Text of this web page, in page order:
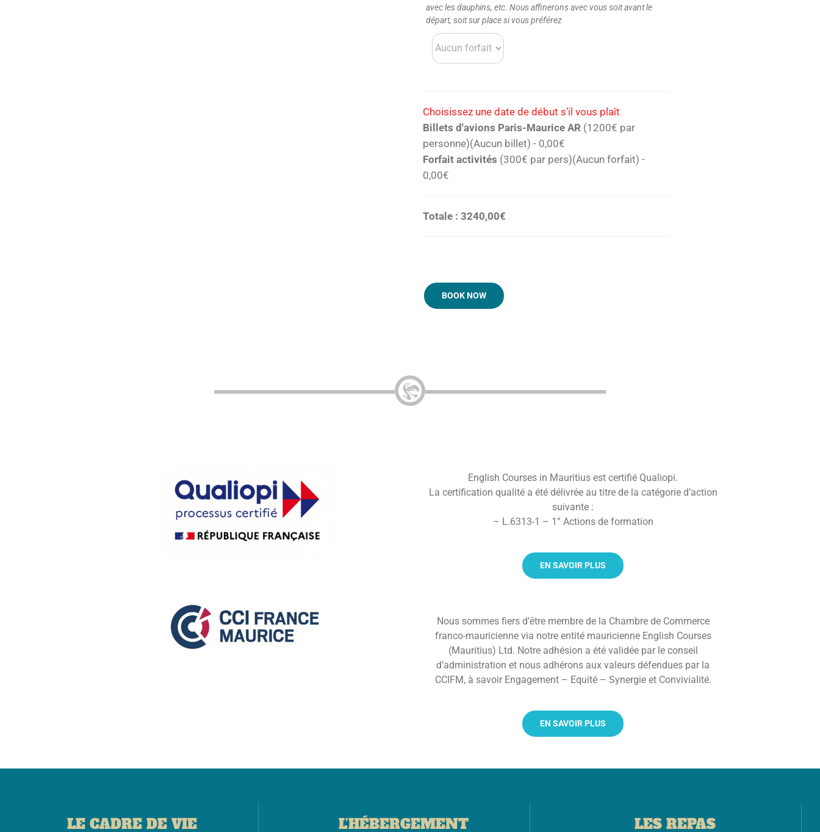
avec les dauphins, etc. Nous affinerons avec vous soit avant le
départ, soit sur place si vous préférez
Choisissez une date de début s’il vous plaît
Billets d'avions Paris-Maurice AR (1200€ par
personne)(Aucun billet) - 0,00€
Forfait activités (300€ par pers)(Aucun forfait) -
0,00€
Totale :3240,00€
BOOK NOW
English Courses in Mauritius est certifié Qualiopi.
La certification qualité a été délivrée au titre de la catégorie d’action
suivante :
– L.6313-1 – 1° Actions de formation
EN SAVOIR PLUS
Nous sommes fiers d’être membre de la Chambre de Commerce
franco-mauricienne via notre entité mauricienne English Courses
(Mauritius) Ltd. Notre adhésion a été validée par le conseil
d’administration et nous adhérons aux valeurs défendues par la
CCIFM, à savoir Engagement – Equité – Synergie et Convivialité.
EN SAVOIR PLUS
LE CADRE DE VIE L’HÉBERGEMENT LES REPAS